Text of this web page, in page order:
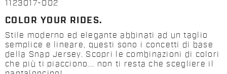
1123017-002
COLOR YOUR RIDES.
Stile moderno ed elegante abbinati ad un taglio
semplice e lineare, questi sono i concetti di base
della Snap Jersey. Scopri le combinazioni di colori
che più ti piacciono... non ti resta che scegliere il